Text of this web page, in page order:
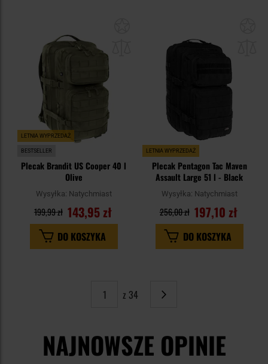
schowka
LETNIA WYPRZEDAŻ
BESTSELLER
Plecak Brandit US Cooper 40 l
Olive
Wysyłka: Natychmiast
143,95 zł
199,99 zł
DO KOSZYKA
LETNIA WYPRZEDAŻ
Plecak Pentagon Tac Maven
Assault Large 51 l - Black
Wysyłka: Natychmiast
197,10 zł
256,00 zł
DO KOSZYKA
z 34
Strona
Następne
NAJNOWSZE OPINIE